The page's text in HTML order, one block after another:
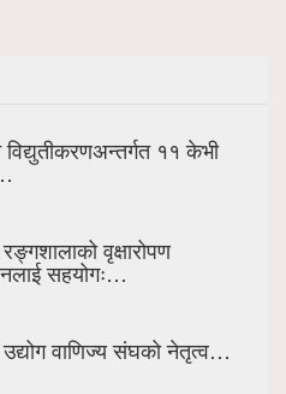
विद्युतीकरणअन्तर्गत ११ केभी
वृक्षारोपण
सहयोगः…
उद्योग वाणिज्य संघको नेतृत्व…